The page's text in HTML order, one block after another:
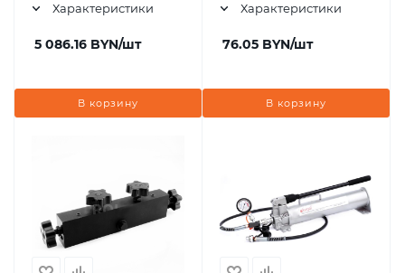
Характеристики
5 086.16 BYN/шт
В корзину
Характеристики
76.05 BYN/шт
В корзину